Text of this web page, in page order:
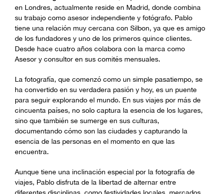
en Londres, actualmente reside en Madrid, donde combina
su trabajo como asesor independiente y fotógrafo. Pablo
tiene una relación muy cercana con Silbon, ya que es amigo
de los fundadores y uno de los primeros quince clientes.
Desde hace cuatro años colabora con la marca como
Asesor y consultor en sus comités mensuales.
La fotografía, que comenzó como un simple pasatiempo, se
ha convertido en su verdadera pasión y hoy, es un puente
para seguir explorando el mundo. En sus viajes por más de
cincuenta países, no solo captura la esencia de los lugares,
sino que también se sumerge en sus culturas,
documentando cómo son las ciudades y capturando la
esencia de las personas en el momento en que las
encuentra.
Aunque tiene una inclinación especial por la fotografía de
viajes, Pablo disfruta de la libertad de alternar entre